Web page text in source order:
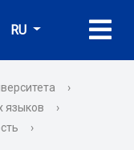
RU
›
языков
›
›